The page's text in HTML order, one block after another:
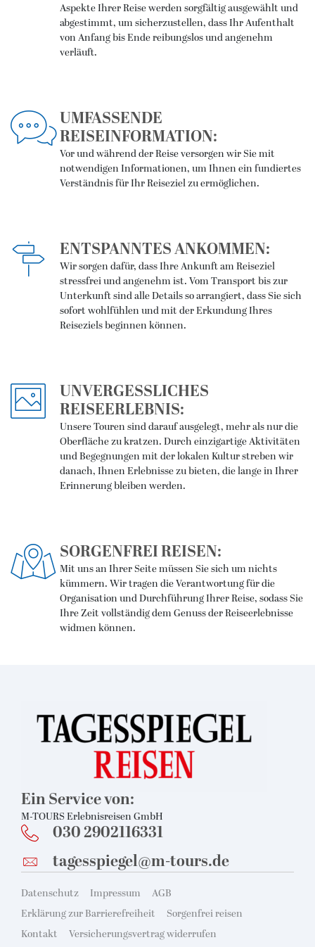
Suchen & Buchen
Reiseart
Eigenanreise
Flug
Schiff
Zielgebiet
Deutschland
Europa
Weltweit
Aspekte Ihrer Reise werden sorgfältig ausgewählt und
abgestimmt, um sicherzustellen, dass Ihr Aufenthalt
von Anfang bis Ende reibungslos und angenehm
verläuft.
UMFASSENDE
REISEINFORMATION:
Vor und während der Reise versorgen wir Sie mit
notwendigen Informationen, um Ihnen ein fundiertes
Verständnis für Ihr Reiseziel zu ermöglichen.
ENTSPANNTES ANKOMMEN:
Wir sorgen dafür, dass Ihre Ankunft am Reiseziel
stressfrei und angenehm ist. Vom Transport bis zur
Unterkunft sind alle Details so arrangiert, dass Sie sich
sofort wohlfühlen und mit der Erkundung Ihres
Reiseziels beginnen können.
UNVERGESSLICHES
REISEERLEBNIS:
Unsere Touren sind darauf ausgelegt, mehr als nur die
Oberfläche zu kratzen. Durch einzigartige Aktivitäten
und Begegnungen mit der lokalen Kultur streben wir
danach, Ihnen Erlebnisse zu bieten, die lange in Ihrer
Erinnerung bleiben werden.
SORGENFREI REISEN:
Mit uns an Ihrer Seite müssen Sie sich um nichts
kümmern. Wir tragen die Verantwortung für die
Organisation und Durchführung Ihrer Reise, sodass Sie
Ihre Zeit vollständig dem Genuss der Reiseerlebnisse
widmen können.
Ein Service von:
M-TOURS Erlebnisreisen GmbH
030 2902116331
tagesspiegel@m-tours.de
Datenschutz Impressum
AGB
Erklärung zur Barrierefreiheit
Sorgenfrei reisen
Kontakt
Versicherungsvertrag widerrufen